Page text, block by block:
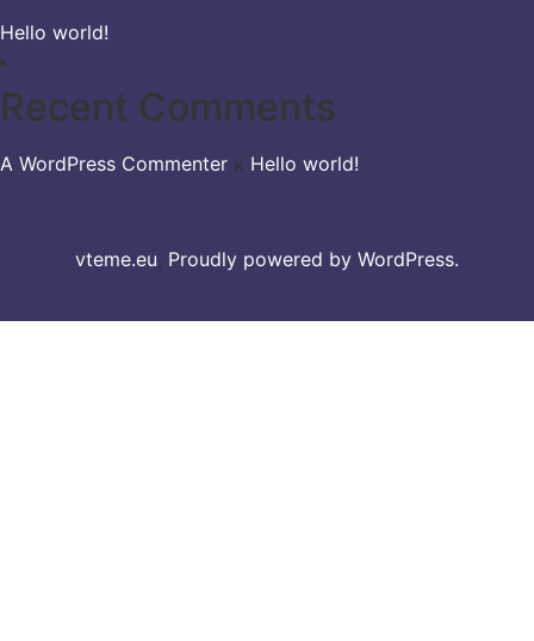
Hello world!
Recent Comments
A WordPress Commenter к Hello world!
vteme.eu, Proudly powered by WordPress.